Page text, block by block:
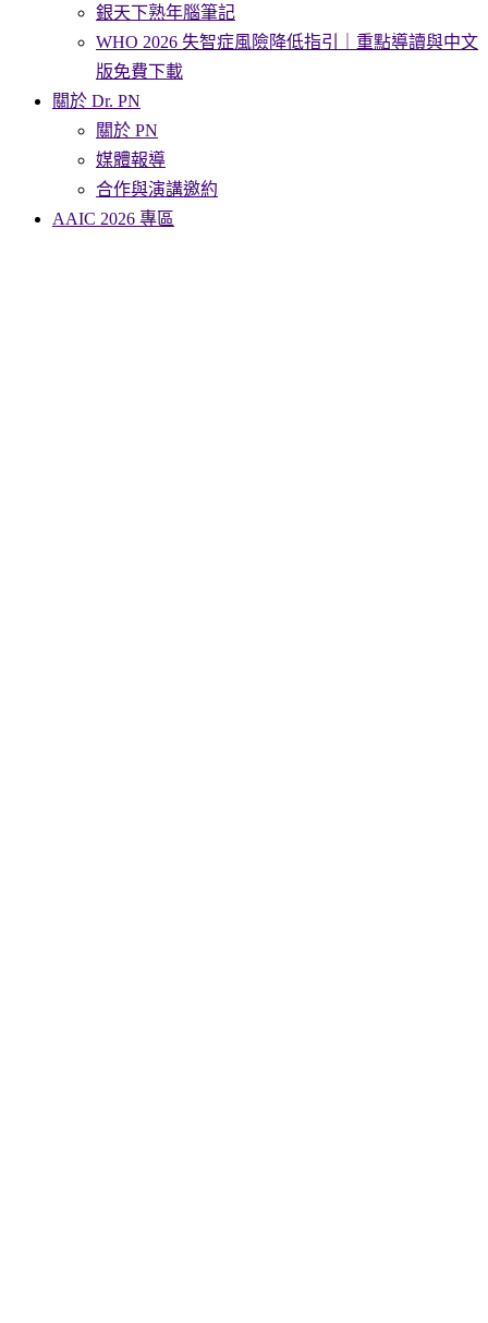
銀天下熟年腦筆記
WHO 2026 失智症風險降低指引｜重點導讀與中文
版免費下載
關於 Dr. PN
關於 PN
媒體報導
合作與演講邀約
AAIC 2026 專區